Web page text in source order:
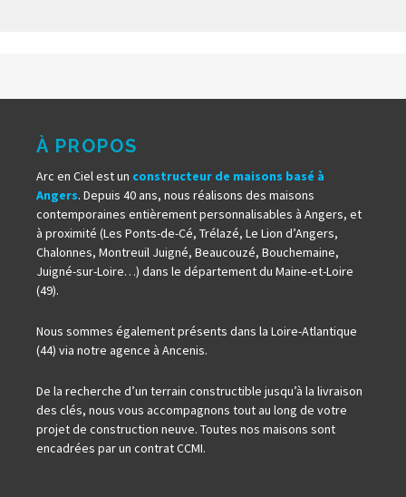
À PROPOS
Arc en Ciel est un constructeur de maisons basé à
Angers. Depuis 40 ans, nous réalisons des maisons
contemporaines entièrement personnalisables à Angers, et
à proximité (Les Ponts-de-Cé, Trélazé, Le Lion d’Angers,
Chalonnes, Montreuil Juigné, Beaucouzé, Bouchemaine,
Juigné-sur-Loire…) dans le département du Maine-et-Loire
(49).
Nous sommes également présents dans la Loire-Atlantique
(44) via notre agence à Ancenis.
De la recherche d’un terrain constructible jusqu’à la livraison
des clés, nous vous accompagnons tout au long de votre
projet de construction neuve. Toutes nos maisons sont
encadrées par un contrat CCMI.